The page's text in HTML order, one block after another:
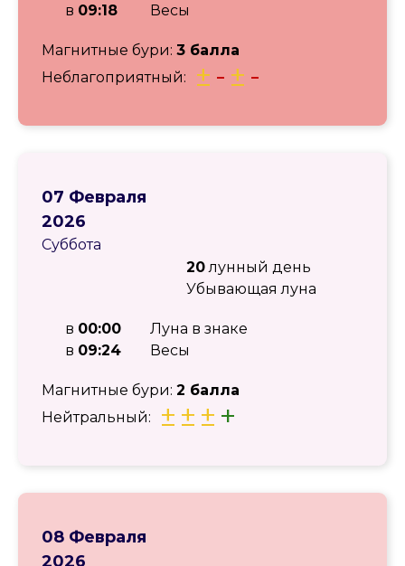
в 09:18 Весы
Магнитные бури: 3 балла
Неблагоприятный:
± - ± -
07 Февраля
2026
Суббота
20 лунный день
Убывающая луна
в 00:00
в 09:24
Луна в знаке
Весы
Магнитные бури: 2 балла
Нейтральный:
± ± ± +
08 Февраля
2026